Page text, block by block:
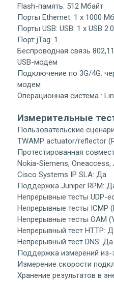
Flash-память: 512 Мбайт
Порты Ethernet: 1 x 1000
Порты USB: USB: 1 x USB 2.0
Порт jTag: 1
Беспроводная связь
USB-модем
Подключение по 3G/4G:
модем
Операционная система :
Измерительные
Пользовательские
TWAMP actuator/reflector
Протестированная
Nokia-Siemens, Oneaccess,
Cisco Systems IP SLA: Да
Поддержка Juniper RPM:
Непрерывные тесты UDP-
Непрерывные тесты ICMP
Непрерывные тесты OAM
Непрерывный тест HTTP:
Непрерывный тест DNS: Да
Поддержка измерений из-
Измерение скорости
Хранение результатов в